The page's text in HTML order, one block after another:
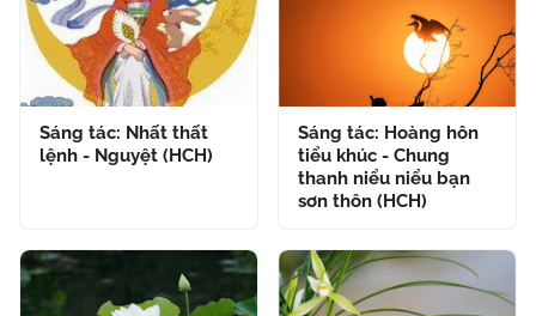
Sáng tác: Nhất thất
lệnh - Nguyệt (HCH)
Sáng tác: Hoàng hôn
tiểu khúc - Chung
thanh niểu niểu bạn
sơn thôn (HCH)